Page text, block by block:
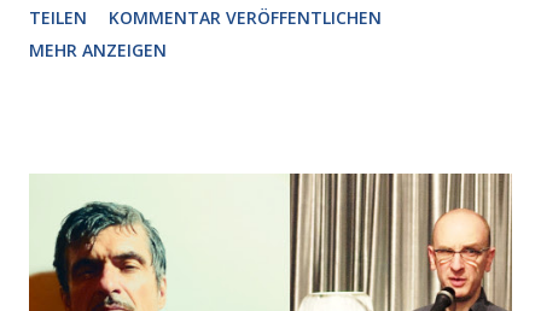
den Blick kam, mit verlockend frisch leuchtenden
Pizzastücken. Von links pirschte sich eine Krähe an das
Krähe und ihn an, er die Krähe und mich, wir lächelten
gleichzeitig amüsiert. “Vorsicht!”, sagte ich zu ihm, “im
Wedding muss man immer aufpassen!” “Mach ich!”,
bestätigte der freundliche Nachbar, "Hab alles im Blick!”
TEILEN
KOMMENTAR VERÖFFENTLICHEN
MEHR ANZEIGEN